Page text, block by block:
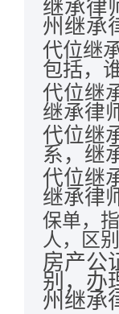
继承律
州继承
代位继
包括，
代位继
继承律
代位继
系，继
代位继
继承律
保单，
人，区
房产公
别，办
州继承